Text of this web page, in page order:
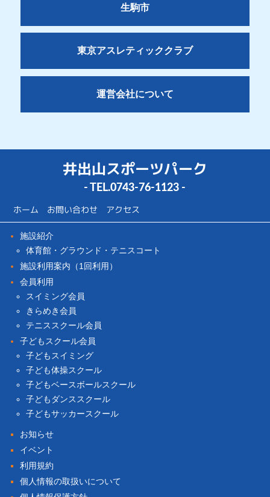
生駒市
東京アスレティッククラブ
運営会社について
井出山スポーツパーク
- TEL.0743-76-1123 -
ホーム お問い合わせ アクセス
施設紹介
体育館・グラウンド・テニスコート
施設利用案内（1回利用）
会員利用
スイミング会員
きらめき会員
テニススクール会員
子どもスクール会員
子どもスイミング
子ども体操スクール
子どもベースボールスクール
子どもダンススクール
子どもサッカースクール
お知らせ
イベント
利用規約
個人情報の取扱いについて